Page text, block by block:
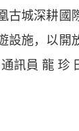
城深耕國
施，以開
訊員 龍 珍